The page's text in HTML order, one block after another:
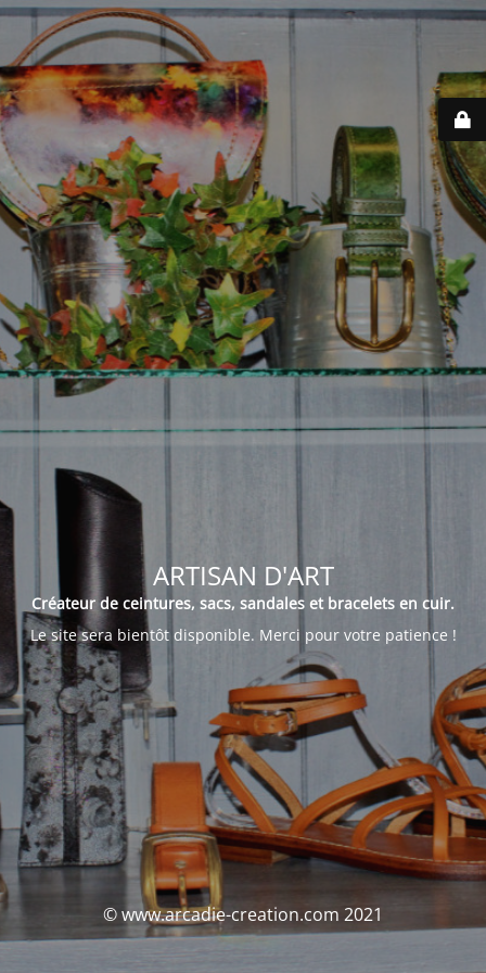
ARTISAN D'ART
Créateur de ceintures, sacs, sandales et bracelets en cuir.
Le site sera bientôt disponible. Merci pour votre patience !
© www.arcadie-creation.com 2021